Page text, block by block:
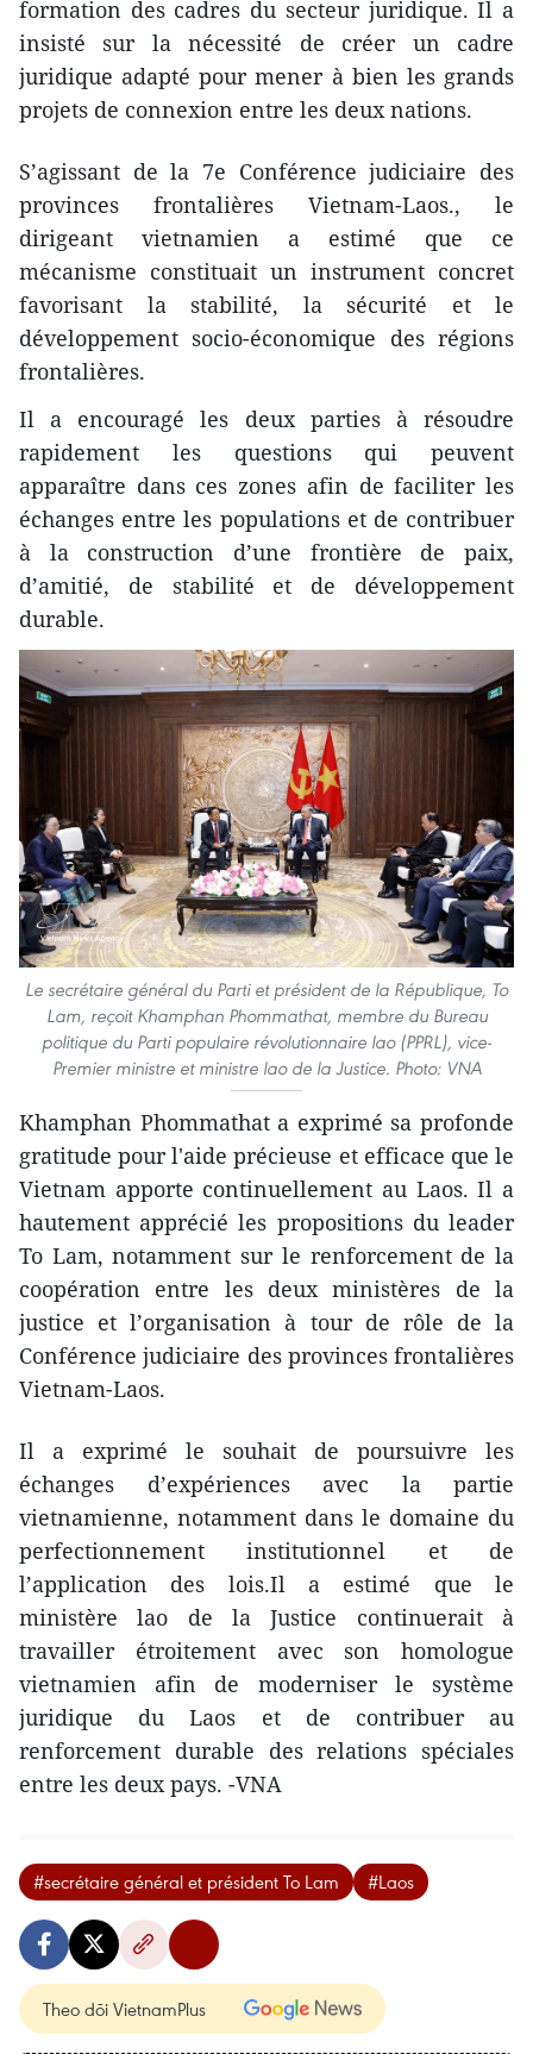
formation des cadres du secteur juridique. Il a
insisté sur la nécessité de créer un cadre
juridique adapté pour mener à bien les grands
projets de connexion entre les deux nations.
S’agissant de la 7e Conférence judiciaire des
provinces frontalières Vietnam-Laos., le
dirigeant vietnamien a estimé que ce
mécanisme constituait un instrument concret
favorisant la stabilité, la sécurité et le
développement socio-économique des régions
frontalières.
Il a encouragé les deux parties à résoudre
rapidement les questions qui peuvent
apparaître dans ces zones afin de faciliter les
échanges entre les populations et de contribuer
à la construction d’une frontière de paix,
d’amitié, de stabilité et de développement
durable.
Le secrétaire général du Parti et président de la République, To
Lam, reçoit Khamphan Phommathat, membre du Bureau
politique du Parti populaire révolutionnaire lao (PPRL), vice-
Premier ministre et ministre lao de la Justice. Photo: VNA
Khamphan Phommathat a exprimé sa profonde
gratitude pour l'aide précieuse et efficace que le
Vietnam apporte continuellement au Laos. Il a
hautement apprécié les propositions du leader
To Lam, notamment sur le renforcement de la
coopération entre les deux ministères de la
justice et l’organisation à tour de rôle de la
Conférence judiciaire des provinces frontalières
Vietnam-Laos.
Il a exprimé le souhait de poursuivre les
échanges d’expériences avec la partie
vietnamienne, notamment dans le domaine du
perfectionnement institutionnel et de
l’application des lois.Il a estimé que le
ministère lao de la Justice continuerait à
travailler étroitement avec son homologue
vietnamien afin de moderniser le système
juridique du Laos et de contribuer au
renforcement durable des relations spéciales
entre les deux pays. -VNA
#secrétaire général et président To Lam #Laos
Theo dõi VietnamPlus